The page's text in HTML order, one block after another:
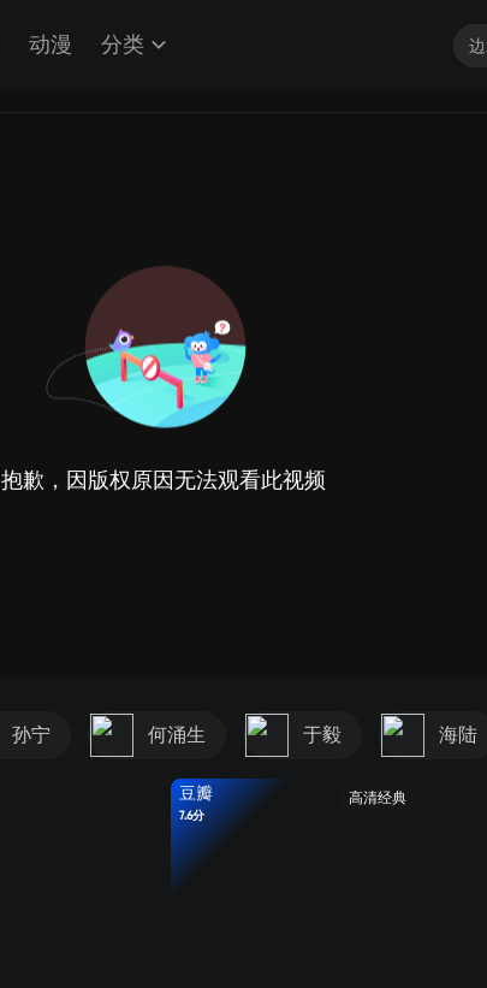
动漫 分类
抱歉，因版权原因无法观看此视频
孙宁 何涌生 于毅 海陆
高清经典
豆瓣
7.6分